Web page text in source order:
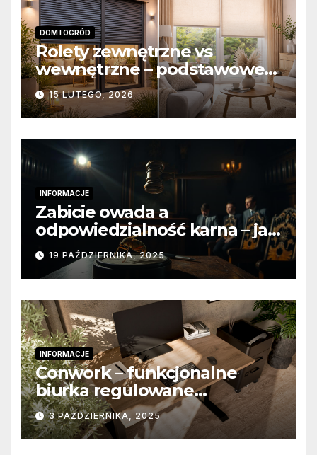
DOM I OGRÓD
Rolety zewnętrzne vs
wewnętrzne – podstawowe
różnice konstrukcyjne i
funkcjonalne
15 LUTEGO, 2026
INFORMACJE
Zabicie owada a
odpowiedzialność karna – jak
wygląda to w praktyce?
19 PAŹDZIERNIKA, 2025
INFORMACJE
Conwork – funkcjonalne
biurka regulowane
stworzone z myślą o
nowoczesnych
przestrzeniach pracy
3 PAŹDZIERNIKA, 2025